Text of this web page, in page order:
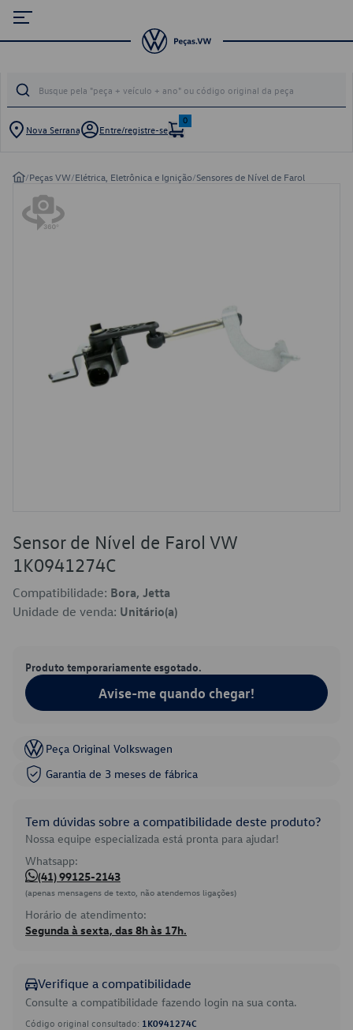
Nova Serrana Entre/registre-se
0
/Peças VW/Elétrica, Eletrônica e Ignição/Sensores de Nível de Farol
Sensor de Nível de Farol VW
1K0941274C
Compatibilidade: Bora, Jetta
Unidade de venda: Unitário(a)
Produto temporariamente esgotado.
Avise-me quando chegar!
Peça Original Volkswagen
Garantia de 3 meses de fábrica
Tem dúvidas sobre a compatibilidade deste produto?
Nossa equipe especializada está pronta para ajudar!
Whatsapp:
(41) 99125-2143
(apenas mensagens de texto, não atendemos ligações)
Horário de atendimento:
Segunda à sexta, das 8h às 17h.
Verifique a compatibilidade
Consulte a compatibilidade fazendo login na sua conta.
Código original consultado: 1K0941274C